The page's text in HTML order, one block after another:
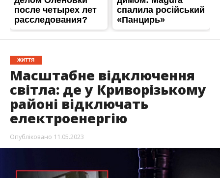
ЖИТТЯ
Масштабне відключення
світла: де у Криворізькому
районі відключать
електроенергію
Опубліковано 11.05.2023